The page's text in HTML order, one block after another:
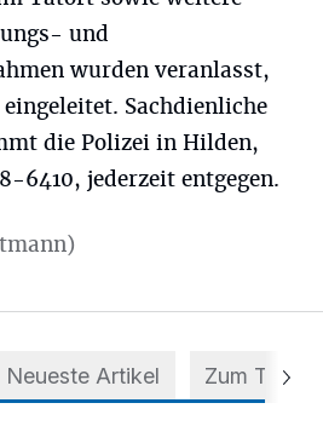
und
wurden veranlasst,
Sachdienliche
die Polizei in Hilden,
6410, jederzeit entgegen.
Neueste Artikel Zum Thema